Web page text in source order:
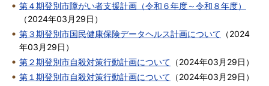
第４期登別市障がい者支援計画（令和６年度～令和８年度）
（2024年03月29日 ）
第３期登別市国民健康保険データヘルス計画について （2024
年03月29日 ）
第２期登別市自殺対策行動計画について （2024年03月29日 ）
第１期登別市自殺対策行動計画について （2024年03月29日 ）